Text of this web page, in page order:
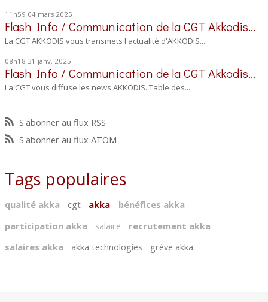
11h59 04 mars 2025
Flash Info / Communication de la CGT Akkodis...
La CGT AKKODIS vous transmets l'actualité d'AKKODIS....
08h18 31 janv. 2025
Flash Info / Communication de la CGT Akkodis...
La CGT vous diffuse les news AKKODIS. Table des...
S'abonner au flux RSS
S'abonner au flux ATOM
Tags populaires
qualité akka cgt akka
bénéfices akka
participation akka
salaire
recrutement akka
salaires akka
akka technologies grève akka